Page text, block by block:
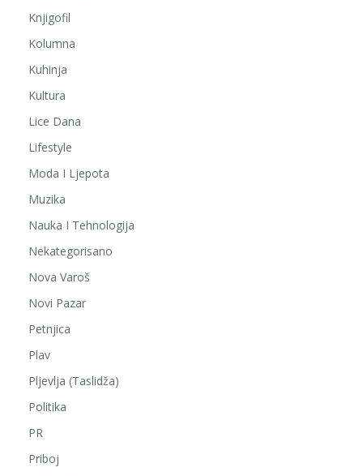
Knjigofil
Kolumna
Kuhinja
Kultura
Lice Dana
Lifestyle
Moda I Ljepota
Muzika
Nauka I Tehnologija
Nekategorisano
Nova Varoš
Novi Pazar
Petnjica
Plav
Pljevlja (Taslidža)
Politika
PR
Priboj